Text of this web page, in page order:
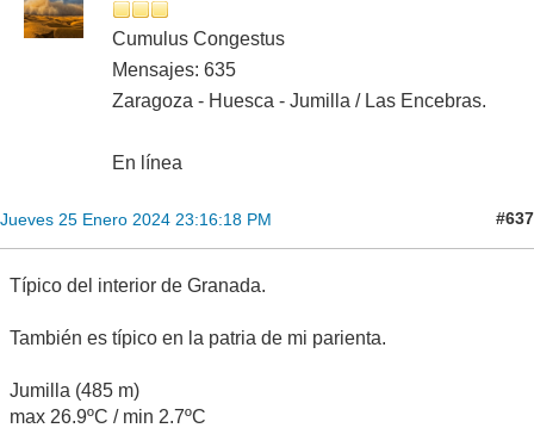
Cumulus Congestus
Mensajes: 635
Zaragoza - Huesca - Jumilla / Las Encebras.
En línea
Jueves 25 Enero 2024 23:16:18 PM #637
Típico del interior de Granada.
También es típico en la patria de mi parienta.
Jumilla (485 m)
max 26.9ºC / min 2.7ºC